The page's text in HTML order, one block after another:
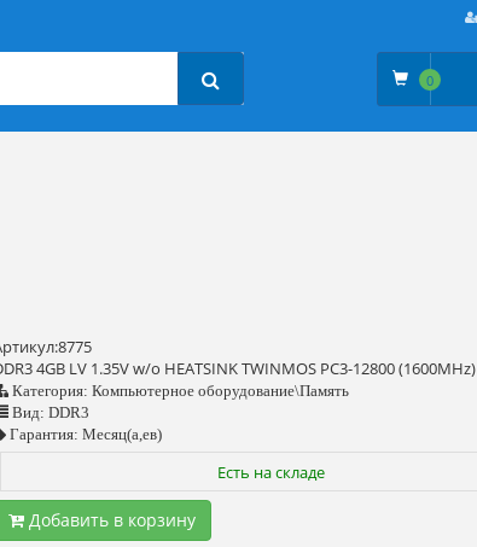
0
4GB LV 1.35V w/o HEATSINK TWINMOS PC3-12800 (1600MHz)
Категория: Компьютерное оборудование\Память
Вид: DDR3
Гарантия: Месяц(а,ев)
Есть на складе
Добавить в корзину